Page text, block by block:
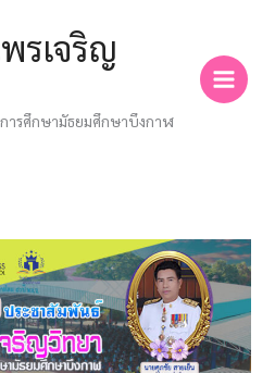
รเจริญ
ารศึกษามัธยมศึกษาบึงกาฬ